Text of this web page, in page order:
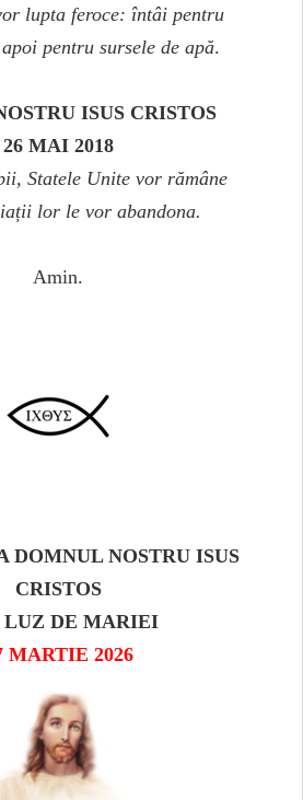
lupta feroce: întâi pentru
pentru sursele de apă.
ISUS CRISTOS
26 MAI 2018
Statele Unite vor rămâne
lor le vor abandona.
Amin.
DOMNUL NOSTRU ISUS
CRISTOS
LUZ DE MARIEI
MARTIE 2026